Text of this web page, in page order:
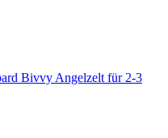
Bivvy Angelzelt für 2-3